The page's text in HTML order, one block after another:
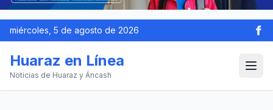
miércoles, 5 de agosto de 2026
Huaraz en Línea
Noticias de Huaraz y Áncash